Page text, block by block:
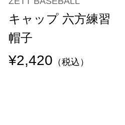
キャップ 六方練習
帽子
¥2,420 （税込）